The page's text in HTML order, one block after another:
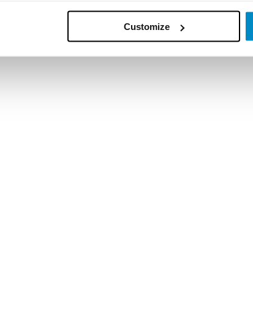
Customize